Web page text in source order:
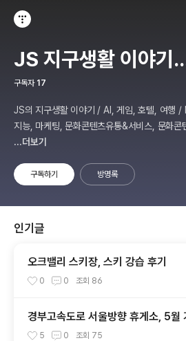
JS 지구생활 이야기
구독자 17
JS의 지구생활 이야기 / AI, 게임, 호텔, 여행 / NCS 확인강사 : 인공
지능, 마케팅, 문화콘텐츠유통&서비스, 문화콘
디어예술협회 강원지부장 겸 수석연구원
...더보기
구독하기 방명록
인기글
오크밸리 스키장, 스키 강습 후기
0 0 조회 86
경부고속도로 서울방향 휴게소, 5월
집 리스트
5 0 조회 75